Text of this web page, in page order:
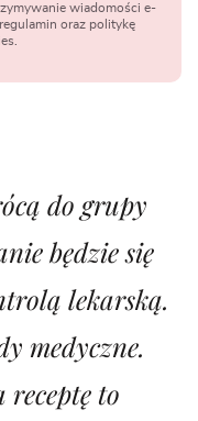
wiadomości e-
oraz politykę
do grupy
będzie się
lekarską.
medyczne.
to